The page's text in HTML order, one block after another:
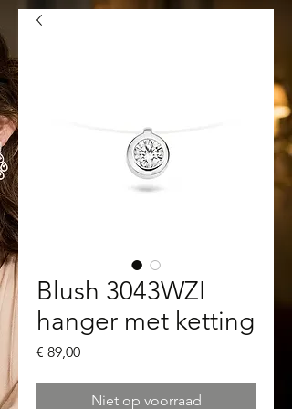
Blush 3043WZI
hanger met ketting
€ 89,00Prijs
Niet op voorraad